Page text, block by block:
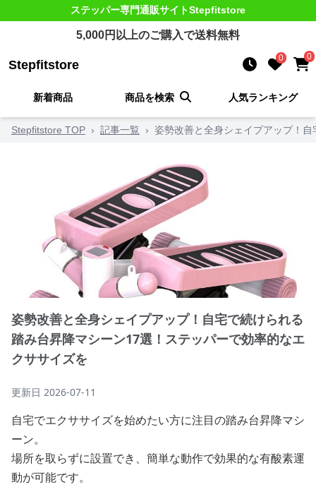
ステッパー専門通販サイトStepfitstore
5,000円以上のご購入で送料無料
Stepfitstore 0 0
新着商品 商品を検索 人気ランキング
Stepfitstore TOP › 記事一覧 › 姿勢改善と全身シェイプアップ！
姿勢改善と全身シェイプアップ！自宅で続けられる
踏み台昇降マシーン17選！ステッパーで効率的なエ
クササイズを
更新日 2026-07-11
自宅でエクササイズを始めたい方に注目の踏み台昇降マシ
ーン。
場所を取らずに設置でき、簡単な動作で効果的な有酸素運
動が可能です。